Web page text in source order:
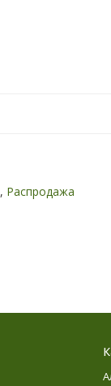
, Распродажа